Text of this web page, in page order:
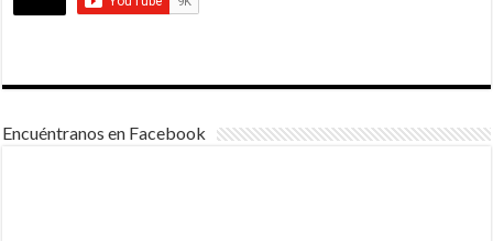
Encuéntranos en Facebook